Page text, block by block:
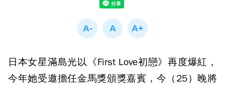
日本女星滿島光以《First Love初戀》再度爆紅，
今年她受邀擔任金馬獎頒獎嘉賓，今（25）晚將